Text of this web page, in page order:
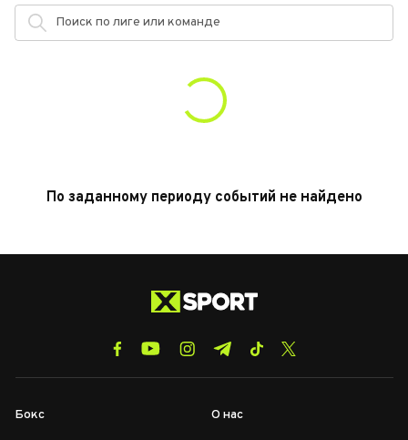
По заданному периоду событий не найдено
Бокс О нас